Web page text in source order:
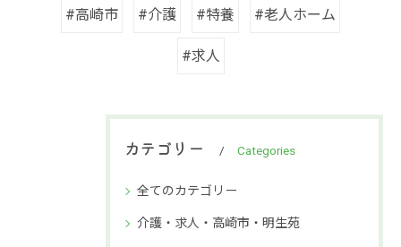
#高崎市 #介護 #特養 #老人ホーム
#求人
カテゴリー Categories
全てのカテゴリー
介護・求人・高崎市・明生苑